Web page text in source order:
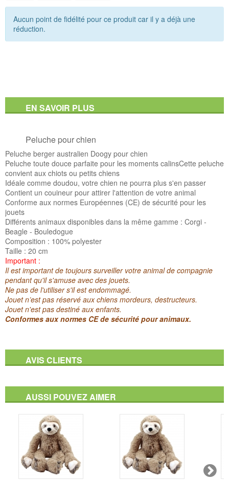
Aucun point de fidélité pour ce produit car il y a déjà une
réduction.
EN SAVOIR PLUS
Peluche pour chien
Peluche berger australien Doogy pour chien
Peluche toute douce parfaite pour les moments calinsCette peluche
convient aux chiots ou petits chiens
Idéale comme doudou, votre chien ne pourra plus s'en passer
Contient un couineur pour attirer l'attention de votre animal
Conforme aux normes Européennes (CE) de sécurité pour les
jouets
Différents animaux disponibles dans la même gamme : Corgi -
Beagle - Bouledogue
Composition : 100% polyester
Taille : 20 cm
Important :
Il est important de toujours surveiller votre animal de compagnie
pendant qu'il s'amuse avec des jouets.
Ne pas de l'utiliser s'il est endommagé.
Jouet n’est pas réservé aux chiens mordeurs, destructeurs.
Jouet n'est pas destiné aux enfants.
Conformes aux normes CE de sécurité pour animaux.
AVIS CLIENTS
AUSSI POUVEZ AIMER